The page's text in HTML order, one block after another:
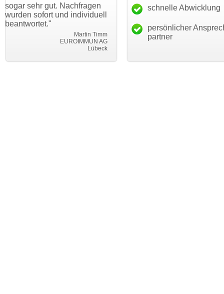
Nachfragen
und individuell
EUROIMMUN AG
Thomas Schäfer
i can eckert communication GmbH
haben.
mein
schnelle Abwicklung
persönlicher
partner